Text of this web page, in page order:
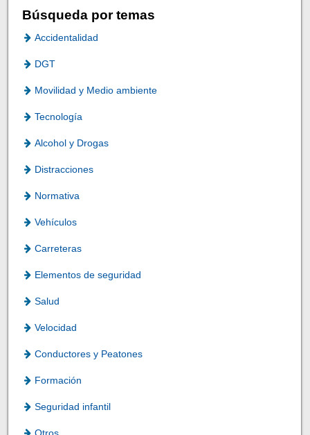
Búsqueda por temas
Accidentalidad
DGT
Movilidad y Medio ambiente
Tecnología
Alcohol y Drogas
Distracciones
Normativa
Vehículos
Carreteras
Elementos de seguridad
Salud
Velocidad
Conductores y Peatones
Formación
Seguridad infantil
Otros